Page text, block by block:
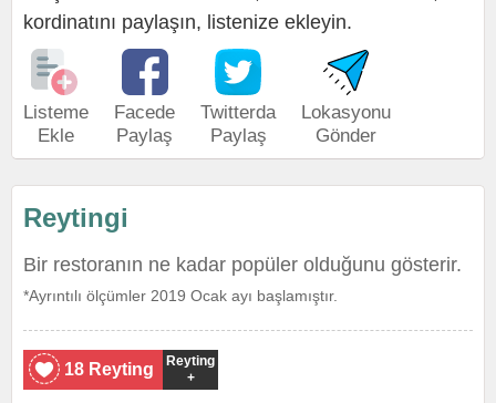
kordinatını paylaşın, listenize ekleyin.
Listeme
Ekle
Facede
Paylaş
Twitterda
Paylaş
Lokasyonu
Gönder
Reytingi
Bir restoranın ne kadar popüler olduğunu gösterir.
*Ayrıntılı ölçümler 2019 Ocak ayı başlamıştır.
18 Reyting
Reyting
+